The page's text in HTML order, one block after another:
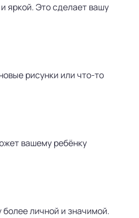
яркой. Это сделает вашу
рисунки или что-то
вашему ребёнку
личной и значимой.